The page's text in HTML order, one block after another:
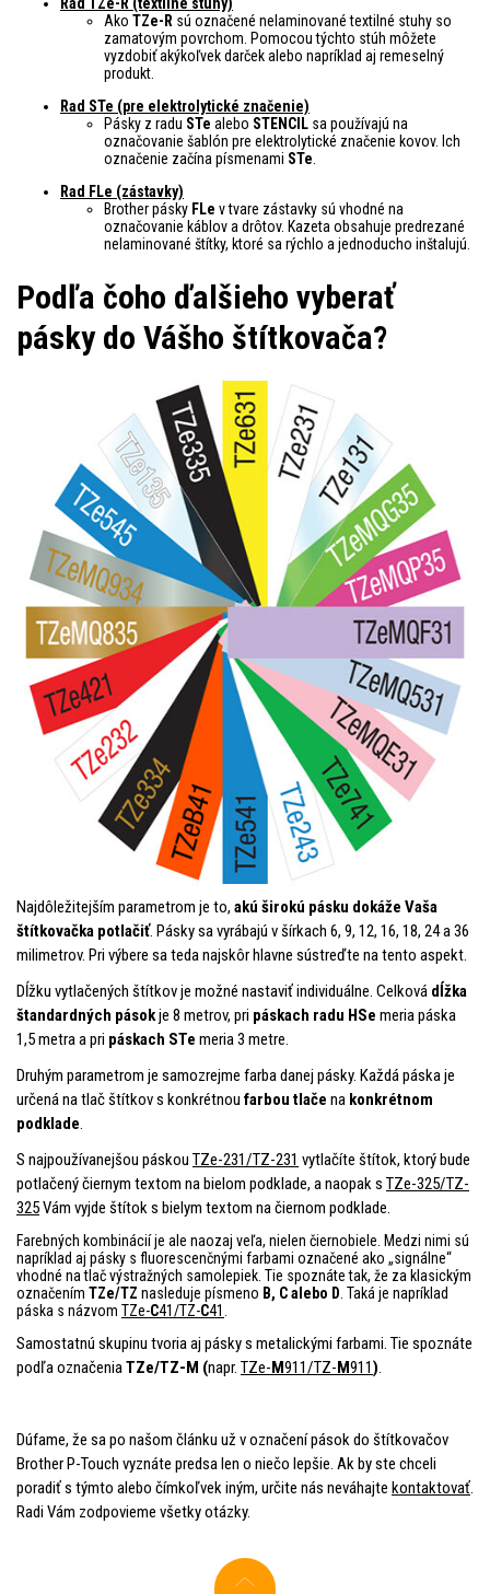
Ako TZe-R sú označené nelaminované textilné stuhy so
zamatovým povrchom. Pomocou týchto stúh môžete
vyzdobiť akýkoľvek darček alebo napríklad aj remeselný
produkt.
Rad STe (pre elektrolytické značenie)
Pásky z radu STe alebo STENCIL sa používajú na
označovanie šablón pre elektrolytické značenie kovov. Ich
označenie začína písmenami STe
Rad FLe (zástavky)
Brother pásky FLe v tvare zástavky sú vhodné na
označovanie káblov a drôtov. Kazeta obsahuje predrezané
nelaminované štítky, ktoré sa rýchlo a jednoducho inštalujú.
Podľa čoho ďalšieho vyberať
pásky do Vášho štítkovača?
Najdôležitejším parametrom je to, akú širokú pásku dokáže Vaša
štítkovačka potlačiť. Pásky sa vyrábajú v šírkach 6, 9, 12, 16, 18, 24 a 36
milimetrov. Pri výbere sa teda najskôr hlavne sústreďte na tento aspekt.
Dĺžku vytlačených štítkov je možné nastaviť individuálne. Celková dĺžka
štandardných pásokje 8 metrov, pri páskach radu HSe meria páska
1,5 metra a pri páskach STe meria 3 metre.
Druhým parametrom je samozrejme farba danej pásky. Každá páska je
určená na tlač štítkov s konkrétnou farbou tlače na konkrétnom
podklade.
S najpoužívanejšou páskou TZe-231/TZ-231 vytlačíte štítok, ktorý bude
potlačený čiernym textom na bielom podklade, a naopak s TZe-325/TZ-
325Vám vyjde štítok s bielym textom na čiernom podklade.
Farebných kombinácií je ale naozaj veľa, nielen čiernobiele. Medzi nimi sú
napríklad aj pásky s fluorescenčnými farbami označené ako „signálne“
vhodné na tlač výstražných samolepiek. Tie spoznáte tak, že za klasickým
označením TZe/TZ nasleduje písmeno B, C alebo D . Taká je napríklad
páska s názvom TZe-C41/TZ-C41
Samostatnú skupinu tvoria aj pásky s metalickými farbami. Tie spoznáte
podľa označeniaTZe/TZ-M (napr. TZe-M911/TZ-M911).
Dúfame, že sa po našom článku už v označení pások do štítkovačov
Brother P-Touch vyznáte predsa len o niečo lepšie. Ak by ste chceli
poradiť s týmto alebo čímkoľvek iným, určite nás neváhajte kontaktovať.
Radi Vám zodpovieme všetky otázky.